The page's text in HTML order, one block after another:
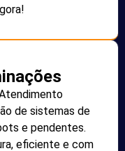
de sistemas de
e pendentes.
eficiente e com